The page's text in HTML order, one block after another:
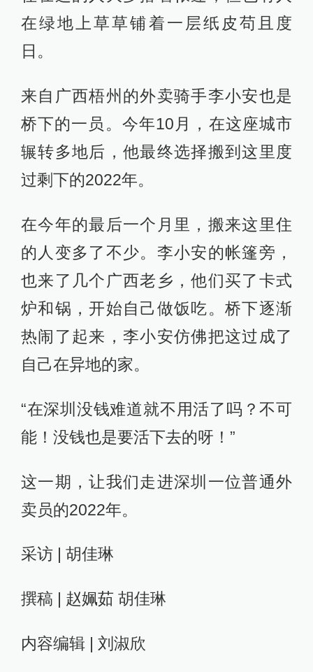
在绿地上草草铺着一层纸皮苟且度
日。
来自广西梧州的外卖骑手李小安也是
桥下的一员。今年10月，在这座城市
辗转多地后，他最终选择搬到这里度
过剩下的2022年。
在今年的最后一个月里，搬来这里住
的人变多了不少。李小安的帐篷旁，
也来了几个广西老乡，他们买了卡式
炉和锅，开始自己做饭吃。桥下逐渐
热闹了起来，李小安仿佛把这过成了
自己在异地的家。
“在深圳没钱难道就不用活了吗？不可
能！没钱也是要活下去的呀！”
这一期，让我们走进深圳一位普通外
卖员的2022年。
采访 | 胡佳琳
撰稿 | 赵姵茹 胡佳琳
内容编辑 | 刘淑欣